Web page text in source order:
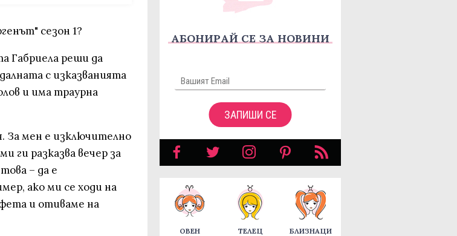
сезон 1?
Габриела реши да
с изказванията
и има траурна
За мен е изключително
ги разказва вечер за
– да е
ако ми се ходи на
и отиваме на
АБОНИРАЙ СЕ ЗА НОВИНИ
ЗАПИШИ СЕ
ОВЕН ТЕЛЕЦ БЛИЗНАЦИ